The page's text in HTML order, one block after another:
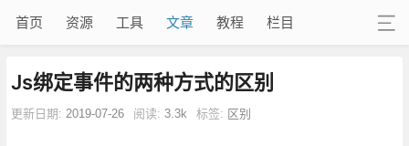
首页 资源 工具 文章 教程 栏目
Js绑定事件的两种方式的区别
更新日期: 2019-07-26 阅读: 3.3k 标签: 区别